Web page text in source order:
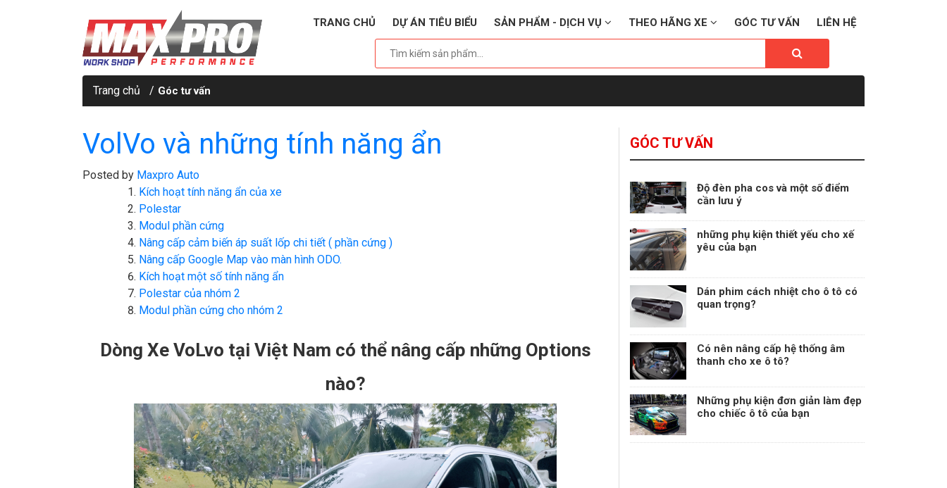
TRANG CHỦ DỰ ÁN TIÊU BIỂU SẢN PHẨM - DỊCH VỤ THEO HÃNG XE GÓC TƯ VẤN LIÊN HỆ
Trang chủ Góc tư vấn
VolVo và những tính năng ẩn
Posted by Maxpro Auto
Kích hoạt tính năng ẩn của xe
Polestar
Modul phần cứng
Nâng cấp cảm biến áp suất lốp chi tiết ( phần cứng )
Nâng cấp Google Map vào màn hình ODO.
Kích hoạt một số tính năng ẩn
Polestar của nhóm 2
Modul phần cứng cho nhóm 2
Dòng Xe VoLvo tại Việt Nam có thể nâng cấp những Options
nào?
GÓC TƯ VẤN
Độ đèn pha cos và một số điểm
cần lưu ý
những phụ kiện thiết yếu cho xế
yêu của bạn
Dán phim cách nhiệt cho ô tô có
quan trọng?
Có nên nâng cấp hệ thống âm
thanh cho xe ô tô?
Những phụ kiện đơn giản làm đẹp
cho chiếc ô tô của bạn